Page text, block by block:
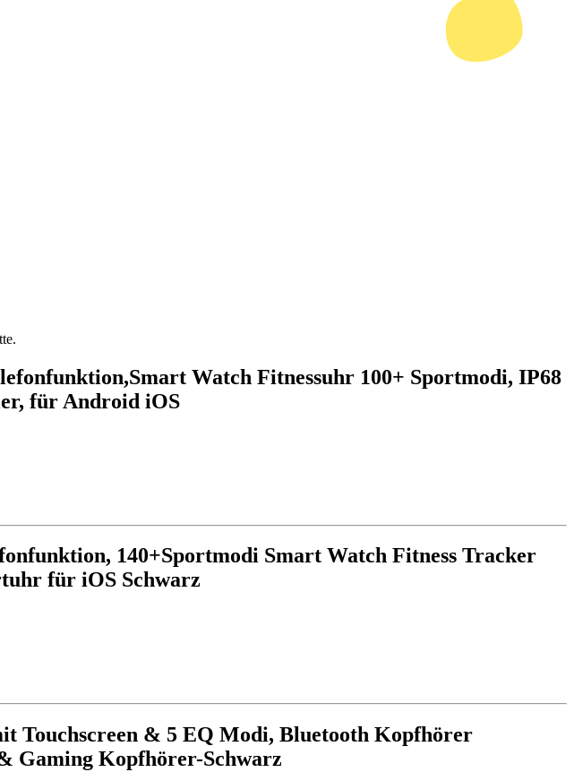
Watch Fitnessuhr 100+ Sportmodi, IP68
für Android iOS
140+Sportmodi Smart Watch Fitness Tracker
für iOS Schwarz
Touchscreen & 5 EQ Modi, Bluetooth Kopfhörer
Gaming Kopfhörer-Schwarz